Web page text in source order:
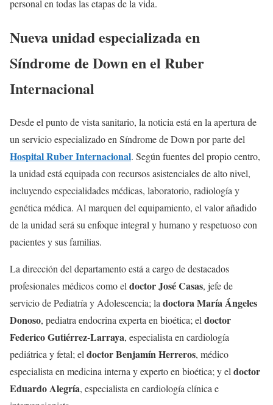
personal en todas las etapas de la vida.
Nueva unidad especializada en
Síndrome de Down en el Ruber
Internacional
Desde el punto de vista sanitario, la noticia está en la apertura de
un servicio especializado en Síndrome de Down por parte del
Hospital Ruber Internacional. Según fuentes del propio centro,
la unidad está equipada con recursos asistenciales de alto nivel,
incluyendo especialidades médicas, laboratorio, radiología y
genética médica. Al marquen del equipamiento, el valor añadido
de la unidad será su enfoque integral y humano y respetuoso con
pacientes y sus familias.
La dirección del departamento está a cargo de destacados
profesionales médicos como eldoctor José Casas, jefe de
servicio de Pediatría y Adolescencia; ladoctora María Ángeles
Donoso, pediatra endocrina experta en bioética; eldoctor
Federico Gutiérrez-Larraya, especialista en cardiología
pediátrica y fetal; eldoctor Benjamín Herreros, médico
especialista en medicina interna y experto en bioética; y eldoctor
Eduardo Alegría, especialista en cardiología clínica e